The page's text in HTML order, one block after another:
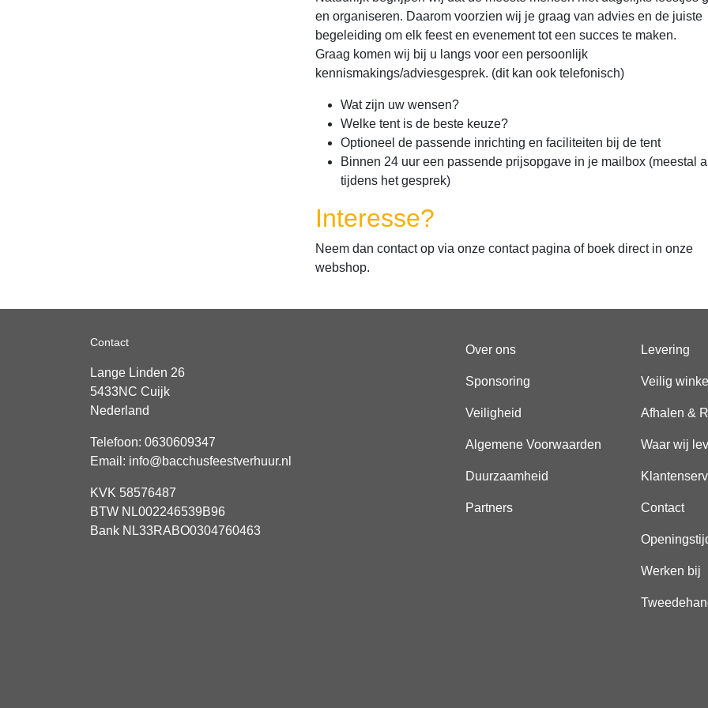
en organiseren. Daarom voorzien wij je graag van advies en de juiste
begeleiding om elk feest en evenement tot een succes te maken.
Graag komen wij bij u langs voor een persoonlijk
kennismakings/adviesgesprek. (dit kan ook telefonisch)
Wat zijn uw wensen?
Welke tent is de beste keuze?
Optioneel de passende inrichting en faciliteiten bij de tent
Binnen 24 uur een passende prijsopgave in je mailbox (meestal al
tijdens het gesprek)
Interesse?
Neem dan contact op via onze contact pagina of boek direct in onze
webshop.
Contact
Lange Linden 26
5433NC Cuijk
Nederland
Telefoon: 0630609347
Email: info@bacchusfeestverhuur.nl
KVK 58576487
BTW NL002246539B96
Bank NL33RABO0304760463
Over ons
Sponsoring
Veiligheid
Algemene Voorwaarden
Duurzaamheid
Partners
Levering
Veilig
Afhalen &
Waar wij
Contact
Werken bij